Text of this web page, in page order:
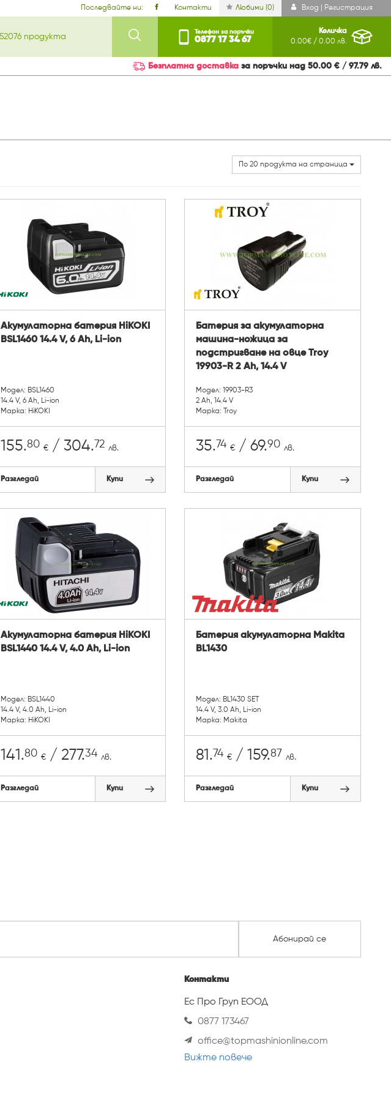
Последвайте ни: Контакти Любими (0) Вход | Регистрация
Телефон за поръчки
0877 17 34 67
Количка
0.00€ / 0.00 лв.
Безплатна доставка за поръчки над 50.00 € / 97.79 лв.
По 20 продукта на страница
Акумулаторна батерия HiKOKI
BSL1460 14.4 V, 6 Ah, Li-ion
Модел: BSL1460
14.4 V, 6 Ah, Li-ion
Марка: HiKOKI
155.80 €/ 304.72 лв.
Разгледай Купи
Батерия за акумулаторна
машина-ножица за
подстригване на овце Troy
19903-R 2 Ah, 14.4 V
Модел: 19903-R3
2 Ah, 14.4 V
Марка: Troy
35.74 € / 69.90 лв.
Разгледай Купи
Акумулаторна батерия HiKOKI
BSL1440 14.4 V, 4.0 Ah, Li-ion
Модел: BSL1440
14.4 V, 4.0 Ah, Li-ion
Марка: HiKOKI
141.80 €/ 277.34 лв.
Разгледай Купи
Батерия акумулаторна Makita
BL1430
Модел: BL1430 SET
14.4 V, 3.0 Ah, Li-ion
Марка: Makita
81.74 € / 159.87 лв.
Разгледай Купи
Абонирай се
Контакти
Ес Про Груп ЕООД
0877 173467
office@topmashinionline.com
Вижте повече